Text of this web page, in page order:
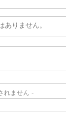
ありません。
れません -